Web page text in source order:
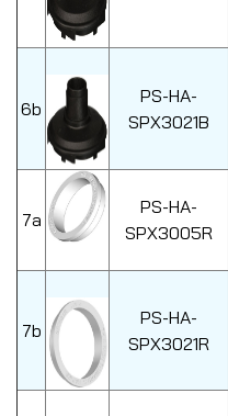
6b
PS-HA-
SPX3021B
7a
PS-HA-
SPX3005R
7b
PS-HA-
SPX3021R